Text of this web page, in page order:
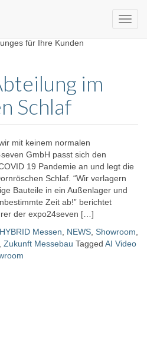
im
Schlaf
mit keinem normalen
GmbH passt sich den
19 Pandemie an und legt die
Schlaf. “Wir verlagern
Bauteile in ein Außenlager und
Zeit ab!” berichtet
der expo24seven […]
HYBRID Messen NEWS Showroom
Zukunft Messebau Tagged AI Video